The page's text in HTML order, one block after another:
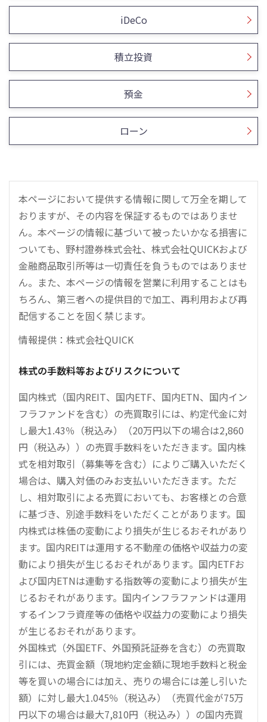
iDeCo
積立投資
預金
ローン
本ページにおいて提供する情報に関して万全を期して
おりますが、その内容を保証するものではありませ
ん。本ページの情報に基づいて被ったいかなる損害に
ついても、野村證券株式会社、株式会社QUICKおよび
金融商品取引所等は一切責任を負うものではありませ
ん。また、本ページの情報を営業に利用することはも
ちろん、第三者への提供目的で加工、再利用および再
配信することを固く禁じます。
情報提供：株式会社QUICK
株式の手数料等およびリスクについて
国内株式（国内REIT、国内ETF、国内ETN、国内イン
フラファンドを含む）の売買取引には、約定代金に対
し最大1.43％（税込み）（20万円以下の場合は2,860
円（税込み））の売買手数料をいただきます。国内株
式を相対取引（募集等を含む）によりご購入いただく
場合は、購入対価のみお支払いいただきます。ただ
し、相対取引による売買においても、お客様との合意
に基づき、別途手数料をいただくことがあります。国
内株式は株価の変動により損失が生じるおそれがあり
ます。国内REITは運用する不動産の価格や収益力の変
動により損失が生じるおそれがあります。国内ETFお
よび国内ETNは連動する指数等の変動により損失が生
じるおそれがあります。国内インフラファンドは運用
するインフラ資産等の価格や収益力の変動により損失
が生じるおそれがあります。
外国株式（外国ETF、外国預託証券を含む）の売買取
引には、売買金額（現地約定金額に現地手数料と税金
等を買いの場合には加え、売りの場合には差し引いた
額）に対し最大1.045％（税込み）（売買代金が75万
円以下の場合は最大7,810円（税込み））の国内売買